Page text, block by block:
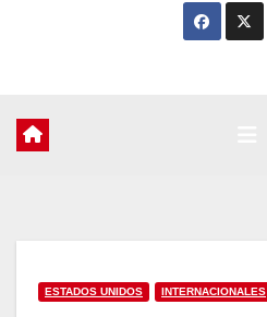
ESTADOS UNIDOS INTERNACIONALES